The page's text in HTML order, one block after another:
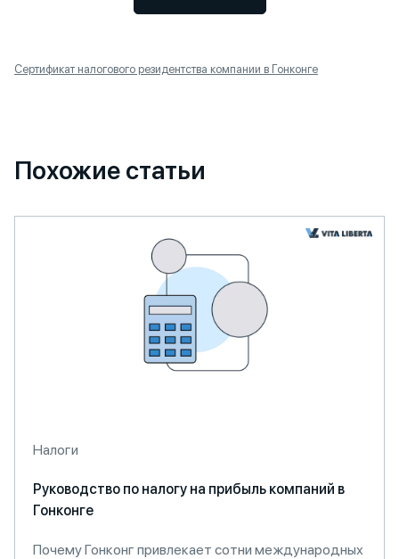
Сертификат налогового резидентства компании в Гонконге
Похожие статьи
Налоги
Руководство по налогу на прибыль компаний в
Гонконге
Почему Гонконг привлекает сотни международных